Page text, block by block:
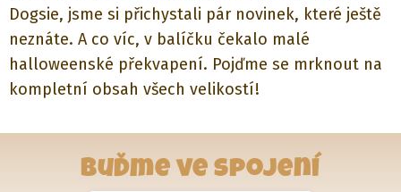
Dogsie, jsme si přichystali pár novinek, které ještě
neznáte. A co víc, v balíčku čekalo malé
halloweenské překvapení. Pojďme se mrknout na
kompletní obsah všech velikostí!
Buďme ve spojení